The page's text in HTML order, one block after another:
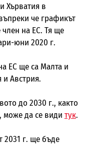
Хърватия в
че графикът
член на ЕС. Тя ще
юни 2020 г.
ЕС ще са Малта и
и Австрия.
до 2030 г., както
да се види тук.
2031 г. ще бъде